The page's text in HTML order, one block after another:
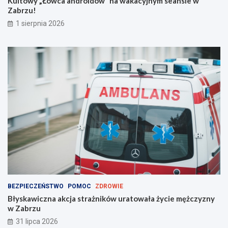
m
!
Zabrzu!
1 sierpnia 2026
BEZPIECZEŃSTWO POMOC ZDROWIE
Błyskawiczna akcja strażników uratowała życie mężczyzny
w Zabrzu
31 lipca 2026